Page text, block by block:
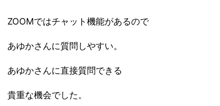
ZOOMではチャット機能があるので
あゆかさんに質問しやすい。
あゆかさんに直接質問できる
貴重な機会でした。